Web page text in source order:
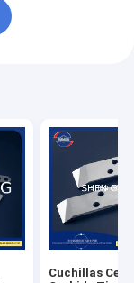
Cuchillas